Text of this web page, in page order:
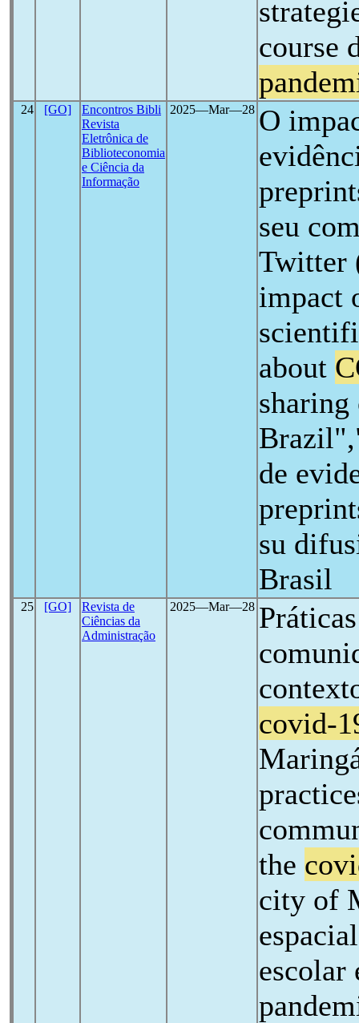
course
24 [GO]
Encontros Bibli
Revista
Eletrônica de
Biblioteconomia
e Ciência da
Informação
2025―Mar―28 O
seu
Twitter
impact
about
de
su
Brasil
25 [GO]
Revista de
Ciências da
Administração
2025―Mar―28
covid-
the
city of
escolar